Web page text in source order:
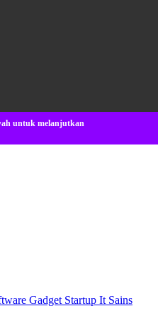
untuk melanjutkan
Gadget Startup It Sains